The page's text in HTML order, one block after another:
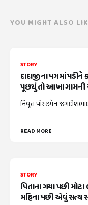
YOU MIGHT ALSO
STORY
દાદાજીના પગમાં
પૂછ્યું તો આખા
નિવૃત્ત પોસ્ટમેન
READ MORE
STORY
પિતાના ગયા પછી
મહિના પછી એવું સત્ય